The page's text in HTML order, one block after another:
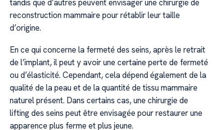
tandis que d’autres peuvent envisager une chirurgie de
reconstruction mammaire pour rétablir leur taille
d’origine.
En ce qui concerne la fermeté des seins, après le retrait
de l’implant, il peut y avoir une certaine perte de fermeté
ou d’élasticité. Cependant, cela dépend également de la
qualité de la peau et de la quantité de tissu mammaire
naturel présent. Dans certains cas, une chirurgie de
lifting des seins peut être envisagée pour restaurer une
apparence plus ferme et plus jeune.